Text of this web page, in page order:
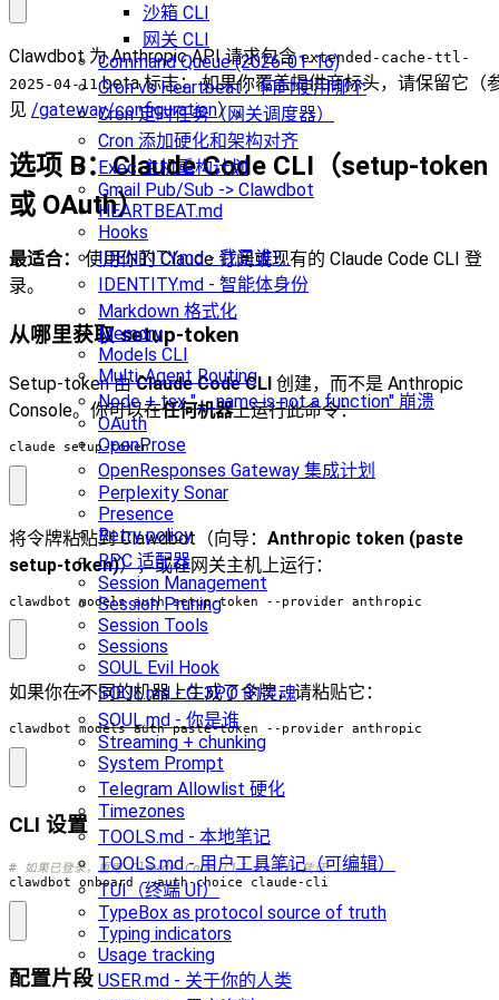
沙箱 CLI
网关 CLI
Command Queue (2026-01-16)
Cron vs Heartbeat：何时使用哪个
Cron 定时任务（网关调度器）
Cron 添加硬化和架构对齐
Exec 主机重构计划
Gmail Pub/Sub -> Clawdbot
HEARTBEAT.md
Hooks
IDENTITY.md - 我是谁？
IDENTITY.md - 智能体身份
Markdown 格式化
Memory
Models CLI
Multi-Agent Routing
Node + tsx "__name is not a function" 崩溃
OAuth
OpenProse
OpenResponses Gateway 集成计划
Perplexity Sonar
Presence
Retry policy
RPC 适配器
Session Management
Session Pruning
Session Tools
Sessions
SOUL Evil Hook
SOUL.md - C-3PO 的灵魂
SOUL.md - 你是谁
Streaming + chunking
System Prompt
Telegram Allowlist 硬化
Timezones
TOOLS.md - 本地笔记
TOOLS.md - 用户工具笔记（可编辑）
TUI（终端 UI）
TypeBox as protocol source of truth
Typing indicators
Usage tracking
USER.md - 关于你的人类
Clawdbot 为 Anthropic API 请求包含extended-cache-ttl-
2025-04-11 beta 标志； 如果你覆盖提供商标头，请保留它（
见 /gateway/configuration）。
选项 B：Claude Code CLI（setup-token
或 OAuth）
最适合：使用你的 Claude 订阅或现有的 Claude Code CLI 登
录。
从哪里获取 setup-token
Setup-token 由Claude Code CLI 创建，而不是 Anthropic
Console。你可以在任何机器上运行此命令：
claude setup-token
将令牌粘贴到 Clawdbot（向导： Anthropic token (paste
setup-token)），或在网关主机上运行：
clawdbot models auth setup-token --provider anthropic
如果你在不同的机器上生成了令牌，请粘贴它：
clawdbot models auth paste-token --provider anthropic
CLI 设置
# 如果已登录，重用 Claude Code CLI OAuth 凭证
clawdbot onboard --auth-choice claude-cli
配置片段